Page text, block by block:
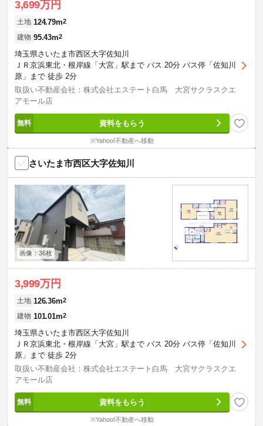
3,699万円
土地 124.79m2
建物 95.43m2
埼玉県さいたま市西区大字佐知川
ＪＲ京浜東北・根岸線「大宮」駅まで バス 20分 バス停「佐知川
原」まで 徒歩 2分
取扱い不動産会社：株式会社エステート白馬 大宮サクラスクエ
アモール店
資料をもらう
※Yahoo!不動産へ移動
さいたま市西区大字佐知川
画像：36枚
3,999万円
土地 126.36m2
建物 101.01m2
埼玉県さいたま市西区大字佐知川
ＪＲ京浜東北・根岸線「大宮」駅まで バス 20分 バス停「佐知川
原」まで 徒歩 2分
取扱い不動産会社：株式会社エステート白馬 大宮サクラスクエ
アモール店
資料をもらう
※Yahoo!不動産へ移動